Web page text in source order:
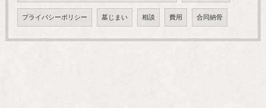
プライバシーポリシー 墓じまい 相談 費用 合同納骨